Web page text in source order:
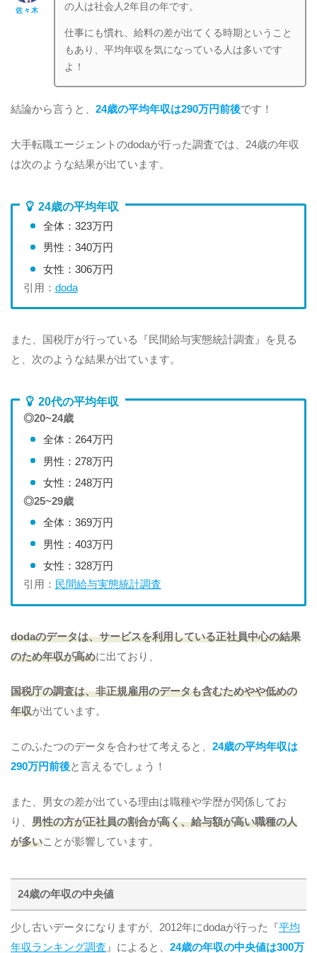
佐々木
の人は社会人2年目の年です。
仕事にも慣れ、給料の差が出てくる時期ということ
もあり、平均年収を気になっている人は多いです
よ！
結論から言うと、 24歳の平均年収は290万円前後です！
大手転職エージェントのdodaが行った調査では、24歳の年収
は次のような結果が出ています。
24歳の平均年収
全体：323万円
男性：340万円
女性：306万円
引用： doda
また、国税庁が行っている『民間給与実態統計調査』を見る
と、次のような結果が出ています。
20代の平均年収
◎20~24歳
全体：264万円
男性：278万円
女性：248万円
◎25~29歳
全体：369万円
男性：403万円
女性：328万円
引用： 民間給与実態統計調査
dodaのデータは、サービスを利用している正社員中心の結果
のため年収が高めに出ており、
国税庁の調査は、非正規雇用のデータも含むためやや低めの
年収が出ています。
このふたつのデータを合わせて考えると、 24歳の平均年収は
290万円前後と言えるでしょう！
また、男女の差が出ている理由は職種や学歴が関係してお
り、 男性の方が正社員の割合が高く、給与額が高い職種の人
が多いことが影響しています。
24歳の年収の中央値
少し古いデータになりますが、2012年にdodaが行った『平均
年収ランキング調査 』によると、 24歳の年収の中央値は300万